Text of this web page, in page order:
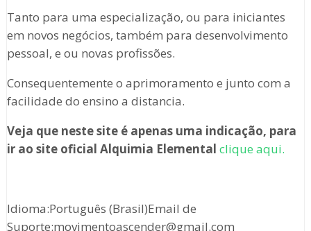
Tanto para uma especialização, ou para iniciantes
em novos negócios, também para desenvolvimento
pessoal, e ou novas profissões.
Consequentemente o aprimoramento e junto com a
facilidade do ensino a distancia.
Veja que neste site é apenas uma indicação, para
ir ao site oficial Alquimia Elemental clique aqui.
Idioma:Português (Brasil)Email de
Suporte:movimentoascender@gmail.com